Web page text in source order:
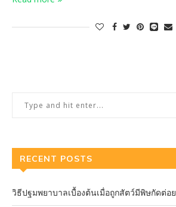
RECENT POSTS
วิธีปฐมพยาบาลเบื้องต้นเมื่อถูกสัตว์มีพิษกัดต่อย